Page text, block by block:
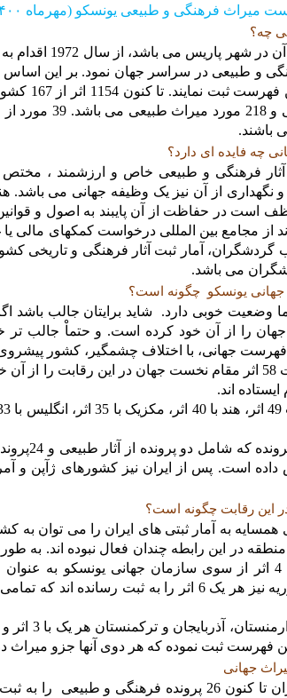
میراث فرهنگی و طبیعی یونسکو (مهرماه ۱۴۰۰)
چه؟
سازمان جهانی
و طبیعی در سراسر جهان نمود. بر این اساس
فرهنگی و
شامل 897 اثر
باشند.
چه فایده ای دارد؟
فرهنگی و طبیعی خاص و ارزشمند ،
از آن نیز یک وظیفه جهانی می باشد.
است در حفاظت از آن پایبند به اصول و
از مجامع بین المللی درخواست کمکهای مالی
آمار ثبت آثار فرهنگی و تاریخی
می باشد.
یونسکو چگونه است؟
را از آن خود کرده است. و حتماْ جالب تر
جهانی، با اختلاف چشمگیر، کشور
پس از آنها
این رقابت چگونه است؟
به ثبت رسانده که از این تعداد 4 اثر از سوی سازمان
عربستان، پاکستان، اردن و سوریه نیز هر یک 6
این فهرست ثبت نموده که هر دوی آنها جزو
جهانی
همانطور که گفته شد کشور ایران تا کنون 26 پرونده